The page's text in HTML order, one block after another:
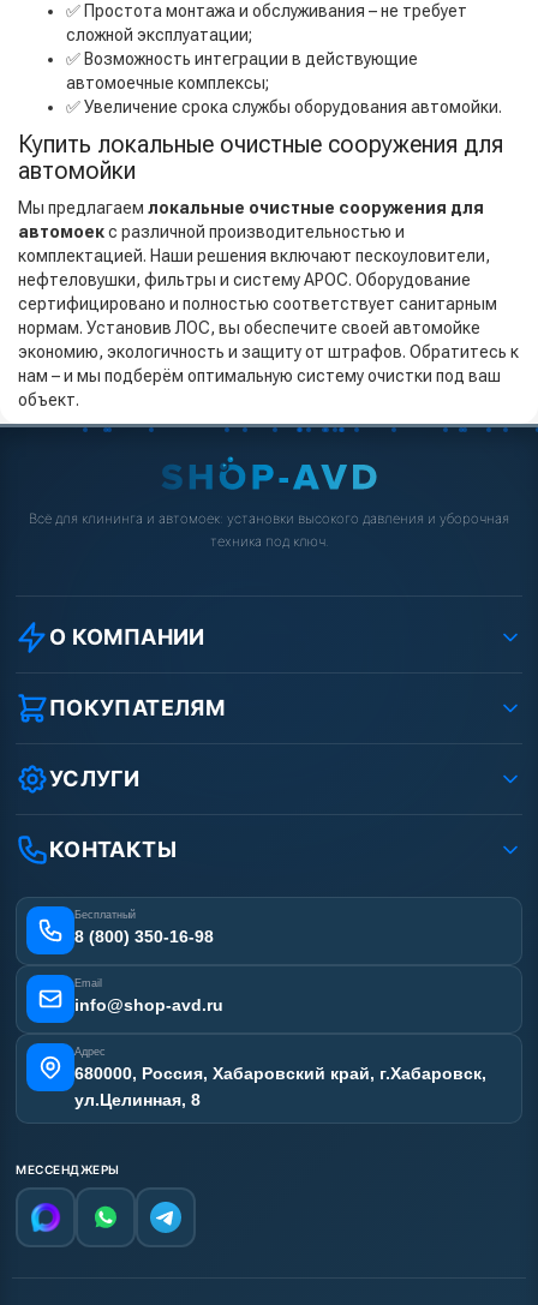
✅ Простота монтажа и обслуживания – не требует
сложной эксплуатации;
✅ Возможность интеграции в действующие
автомоечные комплексы;
✅ Увеличение срока службы оборудования автомойки.
Купить локальные очистные сооружения для
автомойки
Мы предлагаем локальные очистные сооружения для
автомоекс различной производительностью и
комплектацией. Наши решения включают пескоуловители,
нефтеловушки, фильтры и систему АРОС. Оборудование
сертифицировано и полностью соответствует санитарным
нормам. Установив ЛОС, вы обеспечите своей автомойке
экономию, экологичность и защиту от штрафов. Обратитесь к
нам – и мы подберём оптимальную систему очистки под ваш
объект.
Всё для клининга и автомоек: установки высокого давления и уборочная
техника под ключ.
О КОМПАНИИ
О компании
Реквизиты ООО «Шоп АВД»
Защита данных клиента
Условия соглашения
Вакансии
Статьи
ПОКУПАТЕЛЯМ
Как заказать?
Оплата
Доставка
Лизинг
Получить скидку
УСЛУГИ
Ремонт АВД
Сертификаты
Наши работы
Отзывы наших клиентов
Карта сайта
КОНТАКТЫ
Бесплатный
8 (800) 350-16-98
Email
info@shop-avd.ru
Адрес
680000, Россия, Хабаровский край, г.Хабаровск,
ул.Целинная, 8
МЕССЕНДЖЕРЫ